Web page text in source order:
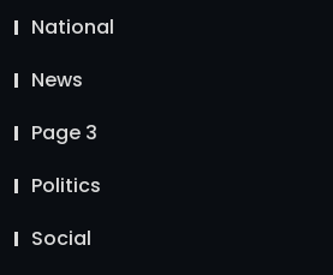
National
News
Page 3
Politics
Social